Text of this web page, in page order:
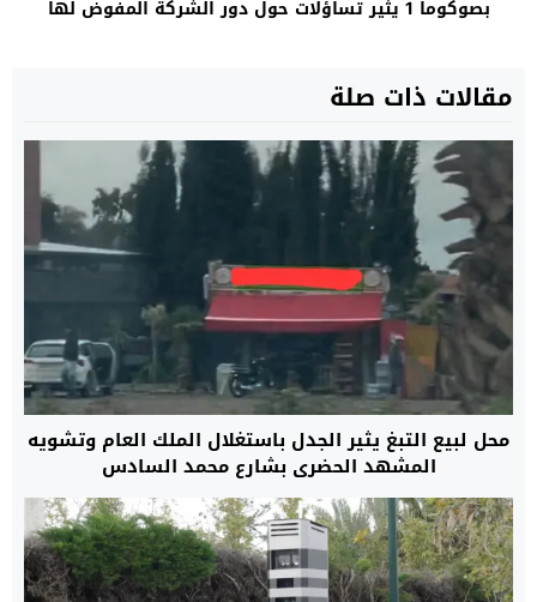
بصوكوما 1 يثير تساؤلات حول دور الشركة المفوض لها
مقالات ذات صلة
محل لبيع التبغ يثير الجدل باستغلال الملك العام وتشويه
المشهد الحضري بشارع محمد السادس